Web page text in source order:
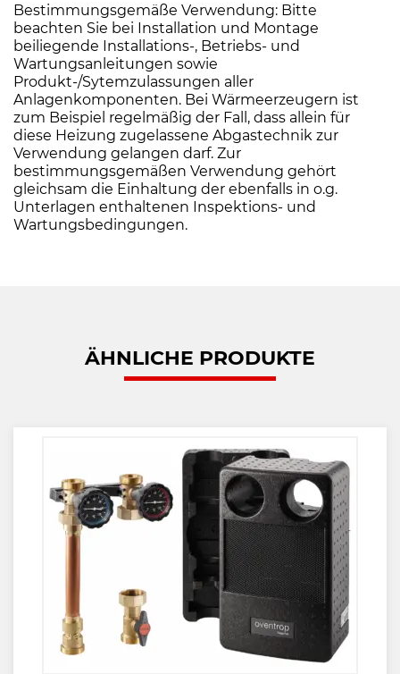
Bestimmungsgemäße Verwendung: Bitte
beachten Sie bei Installation und Montage
beiliegende Installations-, Betriebs- und
Wartungsanleitungen sowie
Produkt-/Sytemzulassungen aller
Anlagenkomponenten. Bei Wärmeerzeugern ist
zum Beispiel regelmäßig der Fall, dass allein für
diese Heizung zugelassene Abgastechnik zur
Verwendung gelangen darf. Zur
bestimmungsgemäßen Verwendung gehört
gleichsam die Einhaltung der ebenfalls in o.g.
Unterlagen enthaltenen Inspektions- und
Wartungsbedingungen.
ÄHNLICHE PRODUKTE